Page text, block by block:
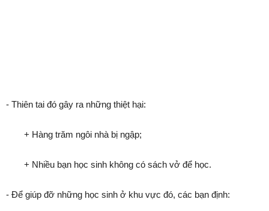
- Thiên tai đó gây ra những thiệt hại:
+ Hàng trăm ngôi nhà bị ngập;
+ Nhiều bạn học sinh không có sách vở để học.
- Để giúp đỡ những học sinh ở khu vực đó, các bạn định: